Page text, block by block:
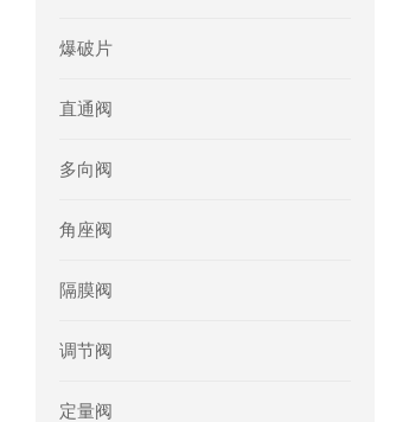
mini motor电机AM 80P
mini motor电机AM
mini motor电机MCE
mini motor电机
Ac-motoren交流电机
AC-motoren交流电机
爆破片
直通阀
多向阀
角座阀
隔膜阀
调节阀
定量阀